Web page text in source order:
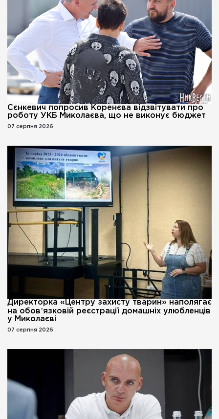
Сєнкевич попросив Коренєва відзвітувати про
роботу УКБ Миколаєва, що не виконує бюджет
07 серпня 2026
Директорка «Центру захисту тварин» наполягає
на обовʼязковій реєстрації домашніх улюбленців
у Миколаєві
07 серпня 2026